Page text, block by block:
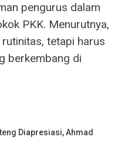
pengurus dalam
PKK. Menurutnya,
tetapi harus
berkembang di
Diapresiasi, Ahmad